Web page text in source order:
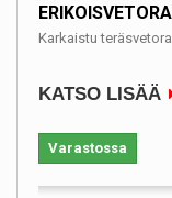
Karkaistu
KATSO LISÄÄ
Varastossa